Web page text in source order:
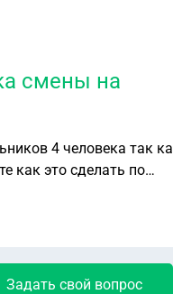
смены на
4 человека так ка
как это сделать по
Задать свой вопрос